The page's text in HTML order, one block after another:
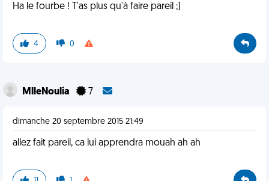
Ha le fourbe ! T'as plus qu'à faire pareil ;)
4 0
MlleNoulia 7
dimanche 20 septembre 2015 21:49
allez fait pareil, ca lui apprendra mouah ah ah